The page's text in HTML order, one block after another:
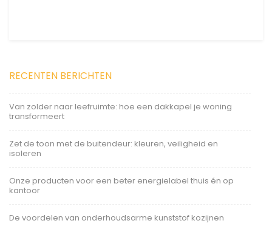
RECENTEN BERICHTEN
Van zolder naar leefruimte: hoe een dakkapel je woning
transformeert
Zet de toon met de buitendeur: kleuren, veiligheid en
isoleren
Onze producten voor een beter energielabel thuis én op
kantoor
De voordelen van onderhoudsarme kunststof kozijnen